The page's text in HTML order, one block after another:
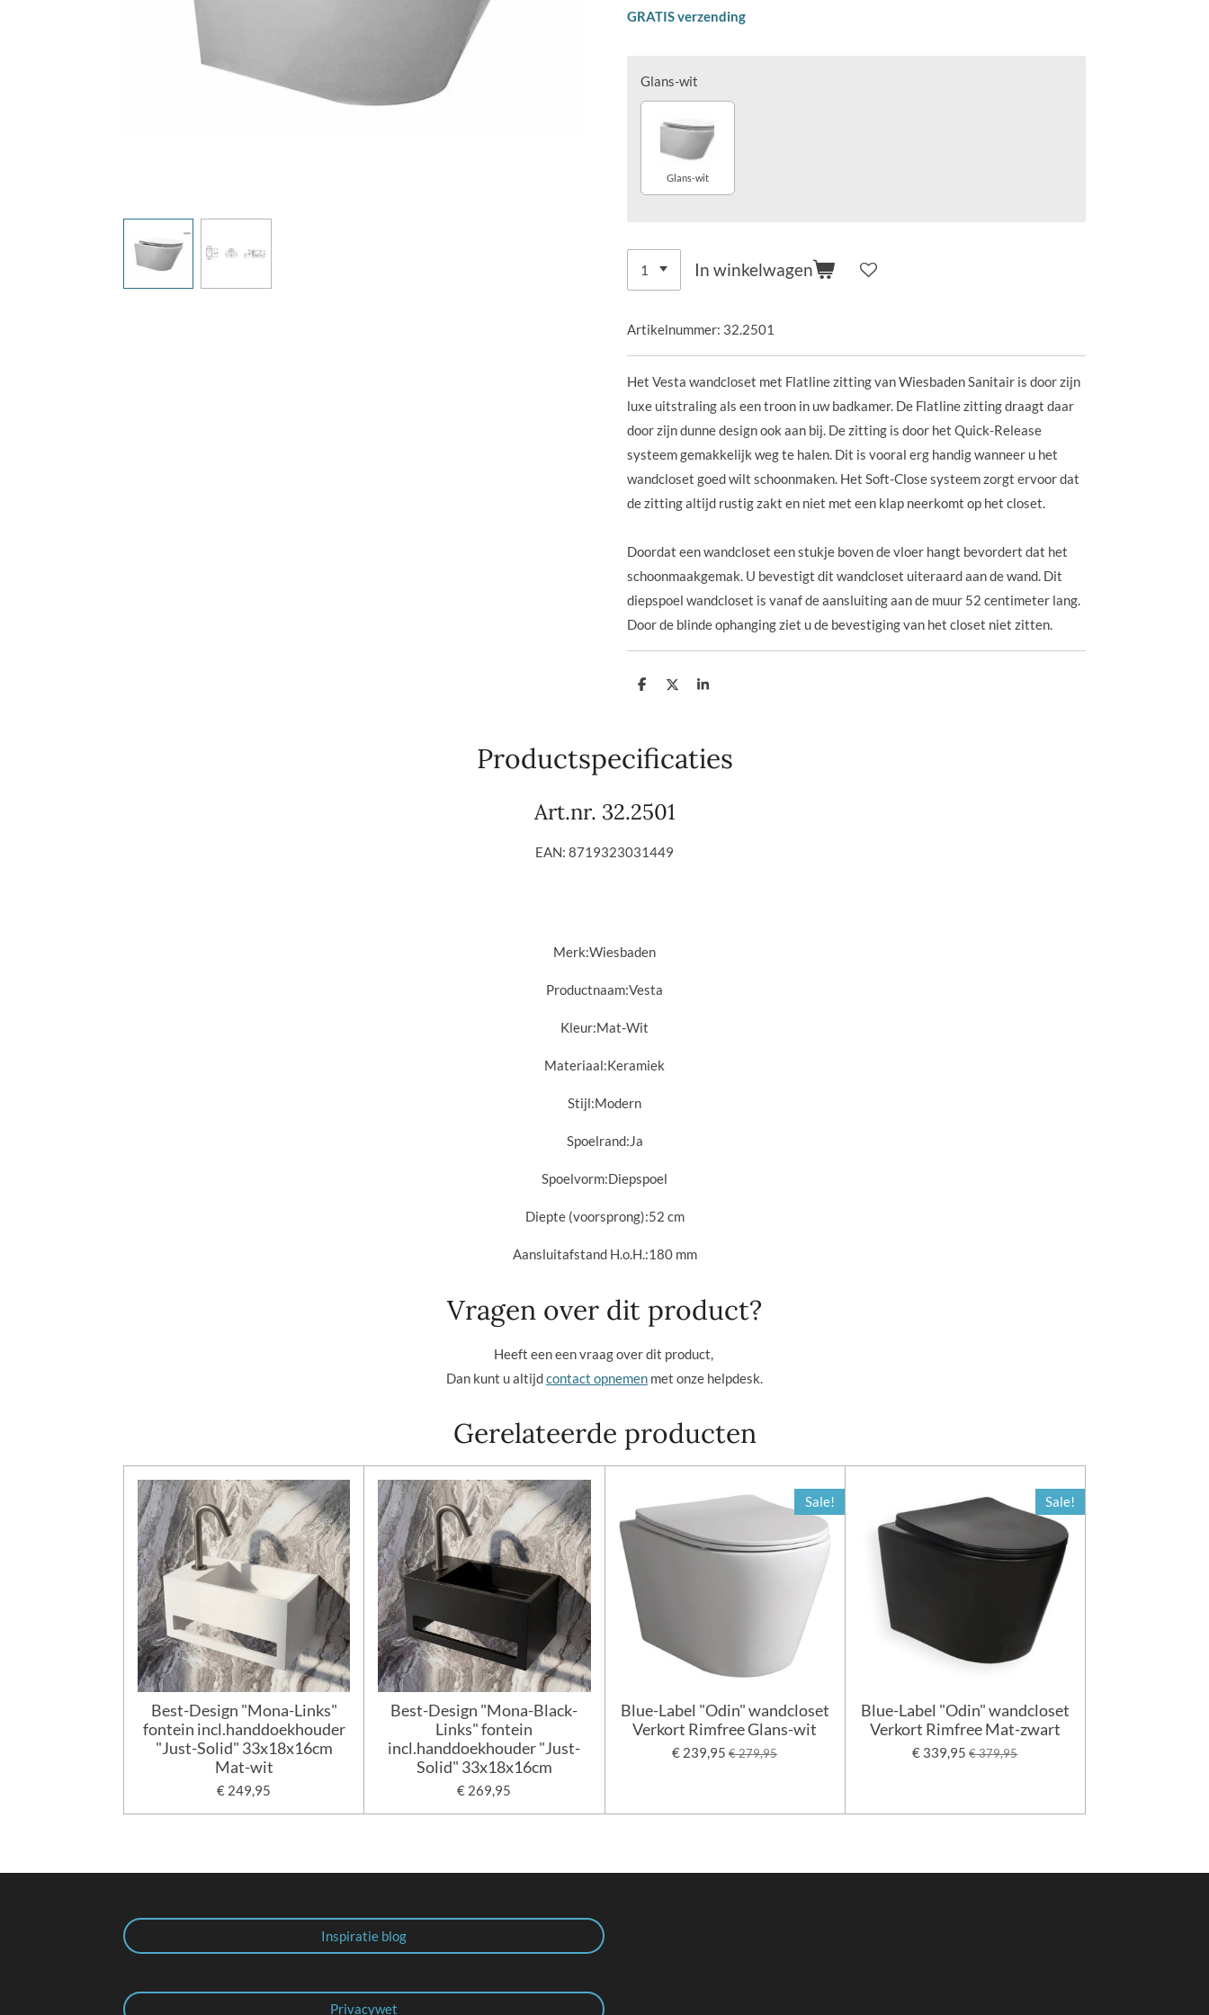
GRATIS verzending
Glans-wit
Glans-wit
In winkelwagen
Artikelnummer: 32.2501
Het Vesta wandcloset met Flatline zitting van Wiesbaden Sanitair is door zijn
luxe uitstraling als een troon in uw badkamer. De Flatline zitting draagt daar
door zijn dunne design ook aan bij. De zitting is door het Quick-Release
systeem gemakkelijk weg te halen. Dit is vooral erg handig wanneer u het
wandcloset goed wilt schoonmaken. Het Soft-Close systeem zorgt ervoor dat
de zitting altijd rustig zakt en niet met een klap neerkomt op het closet.
Doordat een wandcloset een stukje boven de vloer hangt bevordert dat het
schoonmaakgemak. U bevestigt dit wandcloset uiteraard aan de wand. Dit
diepspoel wandcloset is vanaf de aansluiting aan de muur 52 centimeter lang.
Door de blinde ophanging ziet u de bevestiging van het closet niet zitten.
D
D
S
Productspecificaties
Art.nr. 32.2501
EAN: 8719323031449
Merk:Wiesbaden
Productnaam:Vesta
Kleur:Mat-Wit
Materiaal:Keramiek
Stijl:Modern
Spoelrand:Ja
Spoelvorm:Diepspoel
Diepte (voorsprong):52 cm
Aansluitafstand H.o.H.:180 mm
Vragen over dit product?
Heeft een een vraag over dit product,
Dan kunt u altijdcontact opnemen met onze helpdesk.
Gerelateerde producten
Best-Design "Mona-Links"
fontein incl.handdoekhouder
"Just-Solid" 33x18x16cm
Mat-wit
€ 249,95
Best-Design "Mona-Black-
Links" fontein
incl.handdoekhouder "Just-
Solid" 33x18x16cm
€ 269,95
Sale!
Blue-Label "Odin" wandcloset
Verkort Rimfree Glans-wit
€ 239,95 € 279,95
Sale!
Blue-Label "Odin" wandcloset
Verkort Rimfree Mat-zwart
€ 339,95 € 379,95
Inspiratie blog
Privacywet